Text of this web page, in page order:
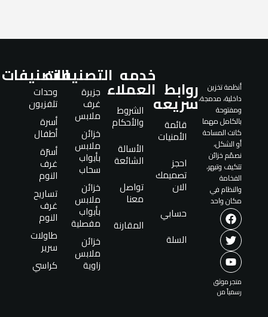
أنظمة تخزين
داخلية، مدمجة،
ومفتوحة
بالكامل مهما
كانت المساحة
أو الشكل،
نصمّم خزائن
تتكيف وتبهر،
الفخامة
والنظام في
مكان واحد
متجر موثق
رسمياً من
روابط
سريعه
قائمة
الأمنيات
احجز
تصميمك
الان
حسابي
السلة
خدمه
العملاء
الشروط
والأحكام
الأسالة
الشائعة
تواصل
معنا
المقارنة
التصنيفات
جزيرة
غرف
ملابس
خزائن
ملابس
بأبواب
سحاب
خزائن
ملابس
بأبواب
مفصلية
خزائن
ملابس
زاوية
التصنيفات
وحدات
تلفزيون
أسرة
أطفال
أسرّة
غرف
النوم
تساريح
غرف
النوم
طاولات
سرير
كراسي